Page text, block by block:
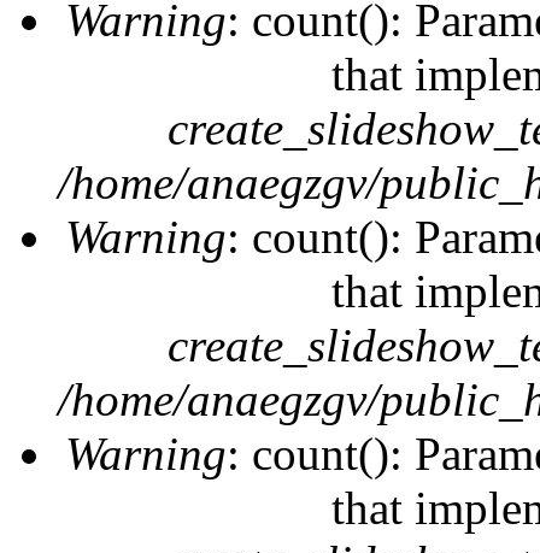
Warning: count():
that
/home/anaegzgv/
Warning: count():
that
/home/anaegzgv/
Warning: count():
that